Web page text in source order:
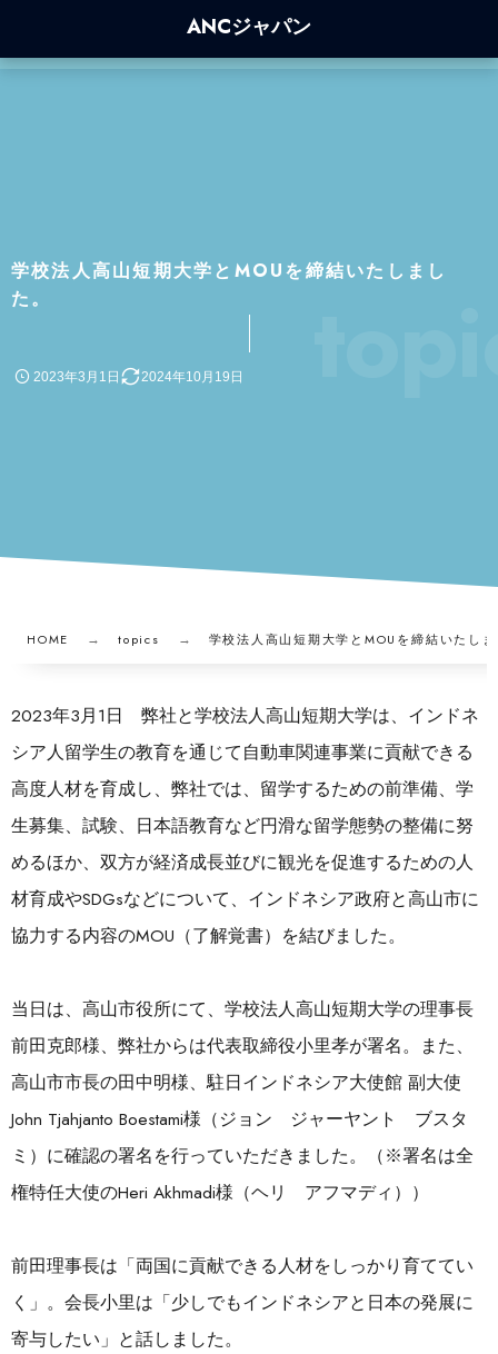
ANCジャパン
学校法人高山短期大学とMOUを締結いたしまし
た。
2023年3月1日 2024年10月19日
HOME topics 学校法人高山短期大学とMOUを締結いたし
2023年3月1日 弊社と学校法人高山短期大学は、インドネ
シア人留学生の教育を通じて自動車関連事業に貢献できる
高度人材を育成し、弊社では、留学するための前準備、学
生募集、試験、日本語教育など円滑な留学態勢の整備に努
めるほか、双方が経済成長並びに観光を促進するための人
材育成やSDGsなどについて、インドネシア政府と高山市に
協力する内容のMOU（了解覚書）を結びました。
当日は、高山市役所にて、学校法人高山短期大学の理事長
前田克郎様、弊社からは代表取締役小里孝が署名。また、
高山市市長の田中明様、駐日インドネシア大使館 副大使
John Tjahjanto Boestami様（ジョン ジャーヤント ブスタ
ミ）に確認の署名を行っていただきました。（※署名は全
権特任大使のHeri Akhmadi様（ヘリ アフマディ））
前田理事長は「両国に貢献できる人材をしっかり育ててい
く」。会長小里は「少しでもインドネシアと日本の発展に
寄与したい」と話しました。